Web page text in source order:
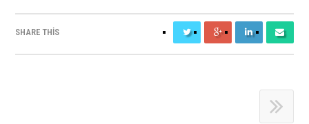
SHARE THIS